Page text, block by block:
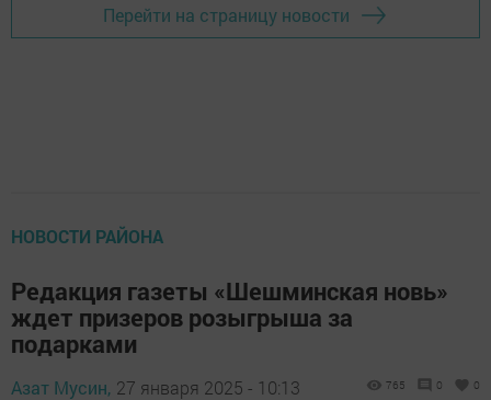
Перейти на страницу новости
НОВОСТИ РАЙОНА
Редакция газеты «Шешминская новь»
ждет призеров розыгрыша за
подарками
Азат Мусин, 27 января 2025 - 10:13 765 0 0